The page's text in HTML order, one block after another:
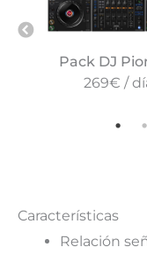
Pack DJ
269€ /
Características
Relación